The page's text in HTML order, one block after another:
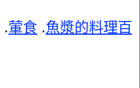
.葷食 .魚漿的料理百